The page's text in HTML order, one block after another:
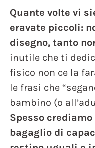
Quante volte vi
eravate piccoli:
disegno, tanto
inutile che ti
fisico non ce la
le frasi che
bambino (o
Spesso
bagaglio di